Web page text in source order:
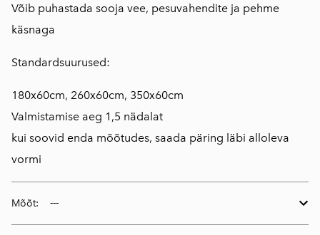
Võib puhastada sooja vee, pesuvahendite ja pehme
käsnaga
Standardsuurused:
180x60cm, 260x60cm, 350x60cm
Valmistamise aeg 1,5 nädalat
kui soovid enda mõõtudes, saada päring läbi alloleva
vormi
Mõõt: